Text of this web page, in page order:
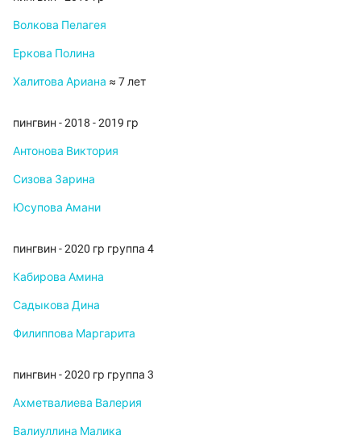
Волкова Пелагея
Еркова Полина
Халитова Ариана ≈ 7 лет
пингвин - 2018 - 2019 гр
Антонова Виктория
Сизова Зарина
Юсупова Амани
пингвин - 2020 гр группа 4
Кабирова Амина
Садыкова Дина
Филиппова Маргарита
пингвин - 2020 гр группа 3
Ахметвалиева Валерия
Валиуллина Малика